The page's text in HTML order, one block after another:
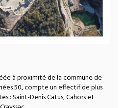
à proximité de la commune de
50, compte un effectif de plus
: Saint-Denis Catus, Cahors et